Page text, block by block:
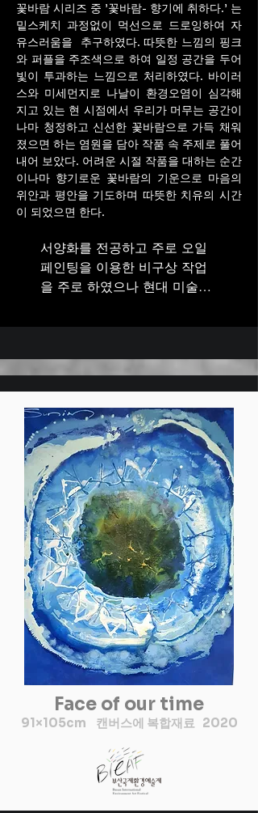
꽃바람 시리즈 중 '꽃바람- 향기에 취하다.' 는
밑스케치 과정없이 먹선으로 드로잉하여 자
유스러움을 추구하였다. 따뜻한 느낌의 핑크
와 퍼플을 주조색으로 하여 일정 공간을 두어
빛이 투과하는 느낌으로 처리하였다. 바이러
스와 미세먼지로 나날이 환경오염이 심각해
지고 있는 현 시점에서 우리가 머무는 공간이
나마 청정하고 신선한 꽃바람으로 가득 채워
졌으면 하는 염원을 담아 작품 속 주제로 풀어
내어 보았다. 어려운 시절 작품을 대하는 순간
이나마 향기로운 꽃바람의 기운으로 마음의
위안과 평안을 기도하며 따뜻한 치유의 시간
이 되었으면 한다.
서양화를 전공하고 주로 오일
페인팅을 이용한 비구상 작업
을 주로 하였으나 현대 미술의
해지다 보니 나만의 개성적이
민하던 중 다시 전공을 바꿔 한
한지에 스미는 색들의 얼룩에
매료되어 그 얼룩이 주는 우연
의 효과를 이용하여 나만의 모
티브와 패턴들을 찿게되었고
눈에 보이지 않은 감정의 느낌
과 언어들을 형상화 하였다.
먹선으로 밑 스케치없이 마음
의 끌림만으로 자유스럽게 드
로잉하다보니  꽃바람 시리즈
가 완성되었다.
꽃바람의 의미는 환경오염, 자
연재해로 인한 현상황을  청정
한 새 바람으로 정화해 주는 염
동시에 새로운 희망과 관계회
복, 화합을 의미하기도 한다.
한지를 이용한 작업을 하다보
니 우리 문화에 대한 소중함을
생각하게 되었고, 현재는 우리
의 그림인 민화에 대한 관심과
Face of our time
91×105cm 캔버스에 복합재료 2020